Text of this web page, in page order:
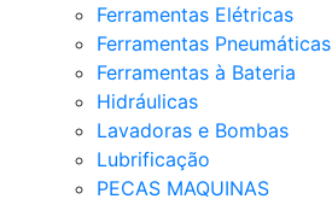
Ferramentas Elétricas
Ferramentas Pneumáticas
Ferramentas à Bateria
Hidráulicas
Lavadoras e Bombas
Lubrificação
PECAS MAQUINAS